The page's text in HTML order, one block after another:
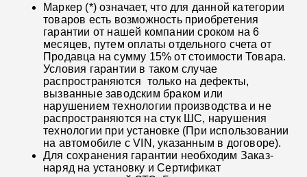
Маркер (*) означает, что для данной категории
товаров есть возможность приобретения
гарантии от нашей компании сроком на 6
месяцев, путем оплаты отдельного счета от
Продавца на сумму 15% от стоимости Товара.
Условия гарантии в таком случае
распространяются только на дефекты,
вызванные заводским браком или
нарушением технологии производства и не
распространяются на стук ШС, нарушения
технологии при установке (При использовании
на автомобиле с VIN, указанным в договоре).
Для сохранения гарантии необходим Заказ-
наряд на установку и Сертификат